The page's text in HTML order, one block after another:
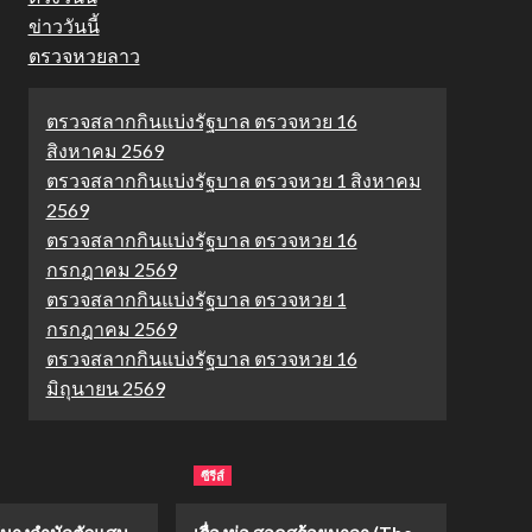
ข่าววันนี้
ตรวจหวยลาว
ตรวจสลากกินแบ่งรัฐบาล ตรวจหวย 16
สิงหาคม 2569
ตรวจสลากกินแบ่งรัฐบาล ตรวจหวย 1 สิงหาคม
2569
ตรวจสลากกินแบ่งรัฐบาล ตรวจหวย 16
กรกฎาคม 2569
ตรวจสลากกินแบ่งรัฐบาล ตรวจหวย 1
กรกฎาคม 2569
ตรวจสลากกินแบ่งรัฐบาล ตรวจหวย 16
มิถุนายน 2569
ซีรีส์